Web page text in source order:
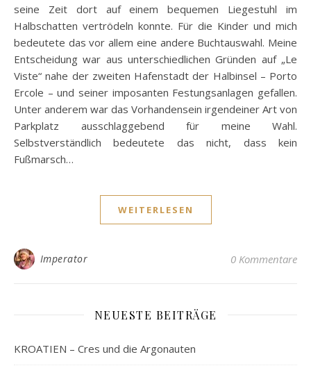
seine Zeit dort auf einem bequemen Liegestuhl im
Halbschatten vertrödeln konnte. Für die Kinder und mich
bedeutete das vor allem eine andere Buchtauswahl. Meine
Entscheidung war aus unterschiedlichen Gründen auf „Le
Viste“ nahe der zweiten Hafenstadt der Halbinsel – Porto
Ercole – und seiner imposanten Festungsanlagen gefallen.
Unter anderem war das Vorhandensein irgendeiner Art von
Parkplatz ausschlaggebend für meine Wahl.
Selbstverständlich bedeutete das nicht, dass kein
Fußmarsch…
WEITERLESEN
Imperator 0 Kommentare
NEUESTE BEITRÄGE
KROATIEN – Cres und die Argonauten